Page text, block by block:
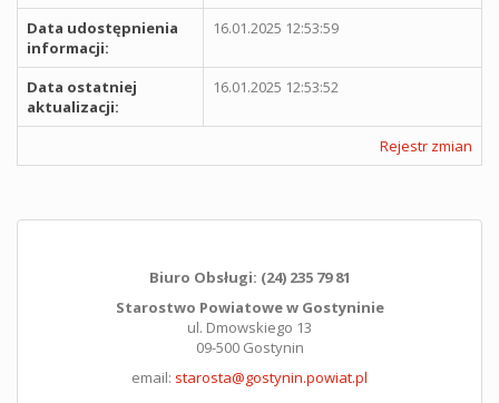
Data udostępnienia
informacji:
16.01.2025 12:53:59
Data ostatniej
aktualizacji:
16.01.2025 12:53:52
Rejestr zmian
Biuro Obsługi: (24) 235 79 81
Starostwo Powiatowe w Gostyninie
ul. Dmowskiego 13
09-500 Gostynin
email: starosta@gostynin.powiat.pl